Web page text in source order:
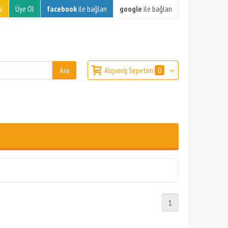
Üye Ol facebookile bağlan google ile bağlan
Alışveriş Sepetim 0
1